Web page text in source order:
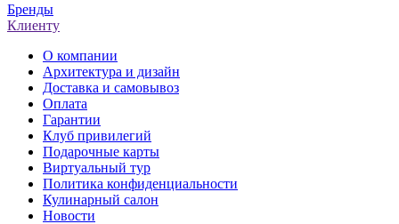
Бренды
Клиенту
О компании
Архитектура и дизайн
Доставка и самовывоз
Оплата
Гарантии
Клуб привилегий
Подарочные карты
Виртуальный тур
Политика конфиденциальности
Кулинарный салон
Новости